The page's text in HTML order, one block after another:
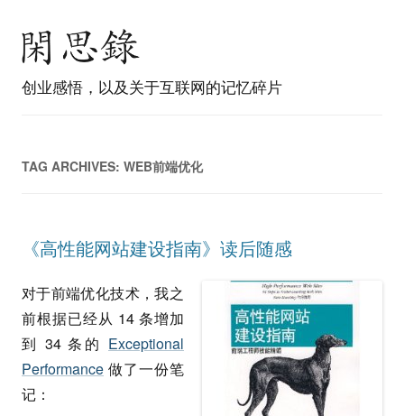
创业感悟，以及关于互联网的记忆碎片
TAG ARCHIVES: WEB前端优化
《高性能网站建设指南》读后随感
对于前端优化技术，我之
前根据已经从 14 条增加
到 34 条的 Exceptional
Performance 做了一份笔
记：